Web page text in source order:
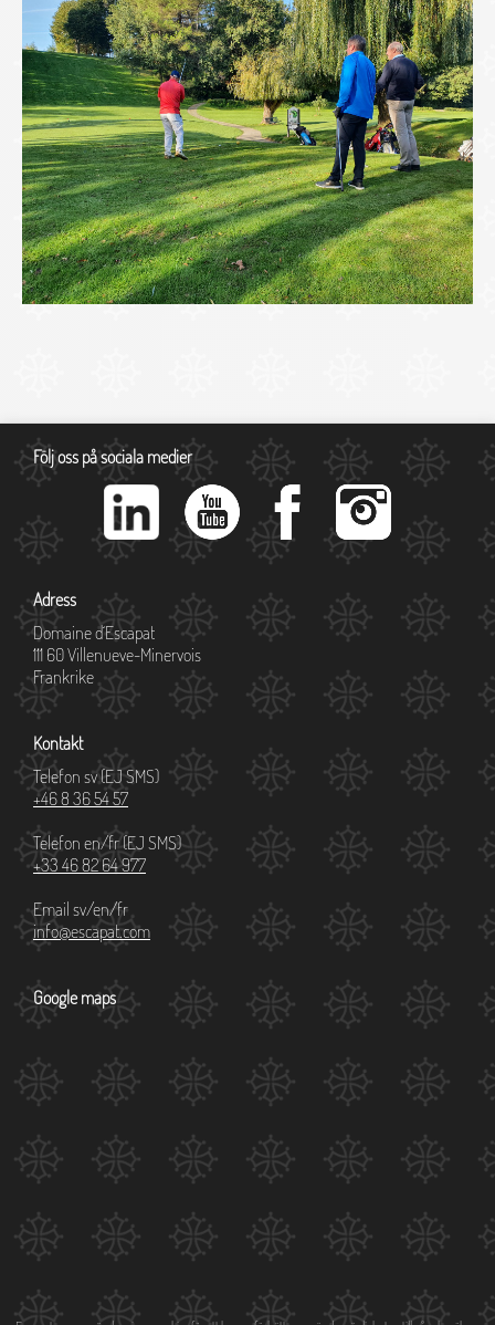
Följ oss på sociala medier
Adress
Domaine d´Escapat
111 60 Villenueve-Minervois
Frankrike
Kontakt
Telefon sv (EJ SMS)
+46 8 36 54 57
Telefon en/fr (EJ SMS)
+33 46 82 64 977
Email sv/en/fr
info@escapat.com
Google maps